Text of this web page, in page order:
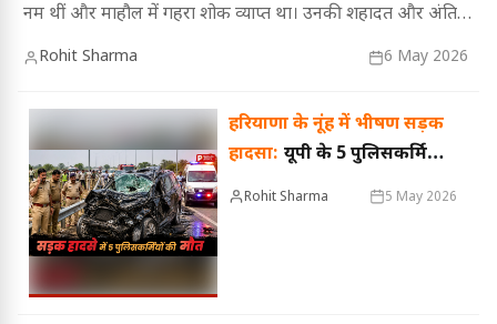
नम थीं और माहौल में गहरा शोक व्याप्त था। उनकी शहादत और अंतिम
Rohit Sharma 6 May 2026
हरियाणा के नूंह में भीषण सड़क
हादसा: यूपी के 5 पुलिसकर्मियों
की मौत, स्कॉर्पियो के उड़े
Rohit Sharma 5 May 2026